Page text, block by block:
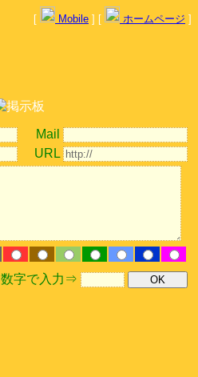
[ Mobile ] [ ホームページ ]
Mail
URL
数字で入力⇒